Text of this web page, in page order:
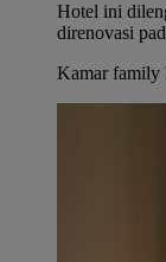
Hotel ini
direnovasi
Kamar family